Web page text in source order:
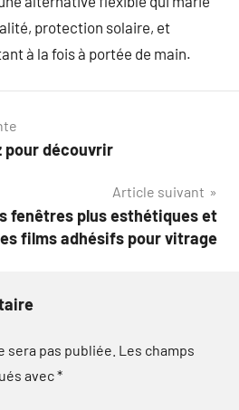
protection solaire, et
à la fois à portée de main.
pour découvrir
Article suivant
fenêtres plus esthétiques et
films adhésifs pour vitrage
sera pas publiée. Les champs
avec*